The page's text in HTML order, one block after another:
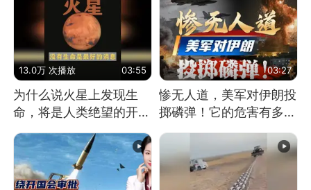
13.0万 次播放 03:55
为什么说火星上发现生
命，将是人类绝望的开
始？
03:27
惨无人道，美军对伊朗投
掷磷弹！它的危害有多
大？